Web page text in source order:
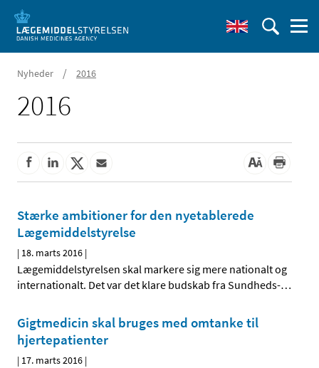
Nyheder / 2016
2016
Stærke ambitioner for den nyetablerede
Lægemiddelstyrelse
| 18. marts 2016 |
Lægemiddelstyrelsen skal markere sig mere nationalt og
internationalt. Det var det klare budskab fra Sundheds-…
Gigtmedicin skal bruges med omtanke til
hjertepatienter
| 17. marts 2016 |